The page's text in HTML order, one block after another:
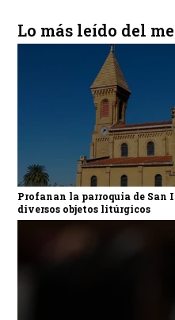
Lo más leído del
Profanan la parroquia de San
diversos objetos litúrgicos